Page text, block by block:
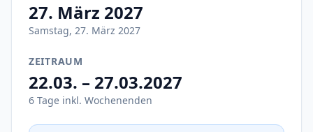
27. März 2027
Samstag, 27. März 2027
ZEITRAUM
22.03. – 27.03.2027
6 Tage inkl. Wochenenden